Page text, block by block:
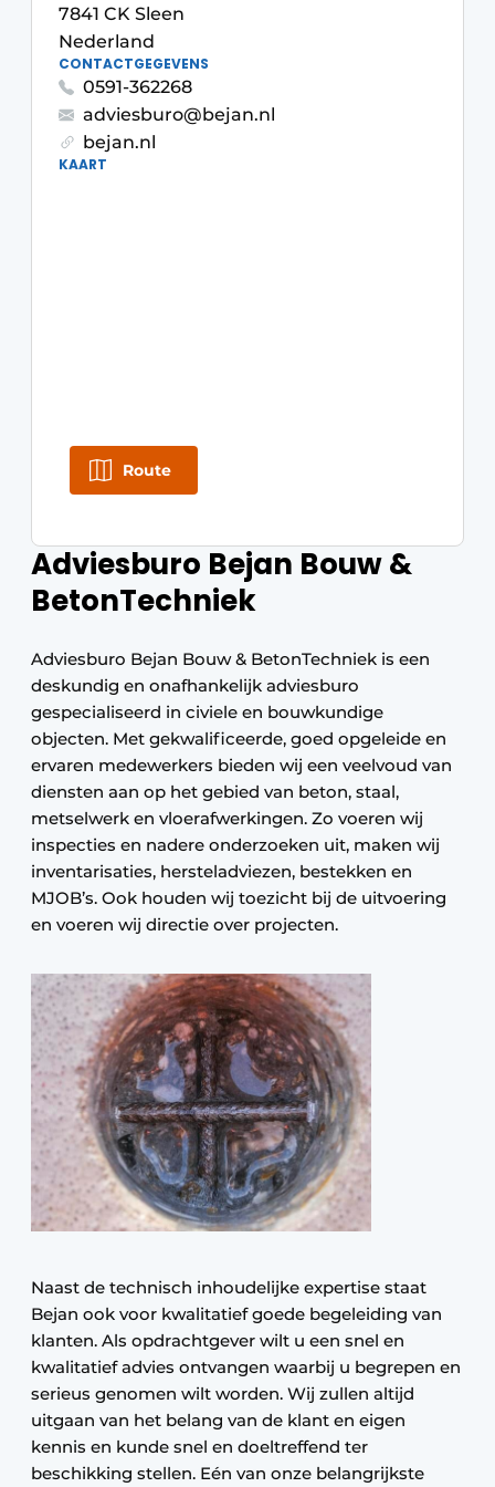
Privacy / Cookie statement
Vacature aanmelden
Video’s
Adviesburo Bejan Bouw &
BetonTechniek
Adviesburo Bejan Bouw & BetonTechniek is een
deskundig en onafhankelijk adviesburo
gespecialiseerd in civiele en bouwkundige
objecten. Met gekwalificeerde, goed opgeleide en
ervaren medewerkers bieden wij een veelvoud van
diensten aan op het gebied van beton, staal,
metselwerk en vloerafwerkingen. Zo voeren wij
inspecties en nadere onderzoeken uit, maken wij
inventarisaties, hersteladviezen, bestekken en
MJOB’s. Ook houden wij toezicht bij de uitvoering
en voeren wij directie over projecten.
Naast de technisch inhoudelijke expertise staat
Bejan ook voor kwalitatief goede begeleiding van
klanten. Als opdrachtgever wilt u een snel en
kwalitatief advies ontvangen waarbij u begrepen en
serieus genomen wilt worden. Wij zullen altijd
uitgaan van het belang van de klant en eigen
kennis en kunde snel en doeltreffend ter
beschikking stellen. Eén van onze belangrijkste
7841 CK Sleen
Nederland
CONTACTGEGEVENS
0591-362268
adviesburo@bejan.nl
bejan.nl
KAART
Route